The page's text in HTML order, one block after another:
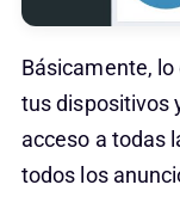
Básicamente,
tus dispositivos
acceso a todas
todos los